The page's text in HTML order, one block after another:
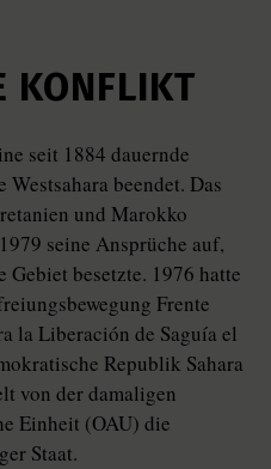
KONFLIKT
seit 1884 dauernde
beendet. Das
und Marokko
seine Ansprüche auf,
Gebiet besetzte. 1976 hatte
Frente
la Liberación de Saguía el
Republik Sahara
von der damaligen
Einheit (OAU) die
Staat.